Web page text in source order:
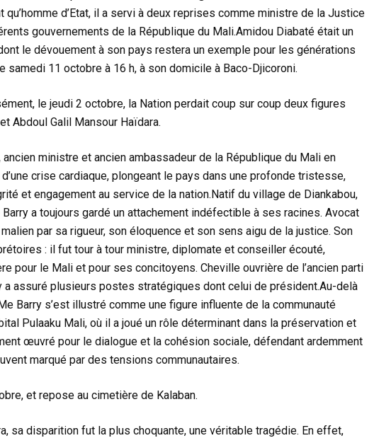
qu’homme d’Etat, il a servi à deux reprises comme ministre de la Justice
gouvernements de la République du Mali.Amidou Diabaté était un
le dévouement à son pays restera un exemple pour les générations
samedi 11 octobre à 16 h, à son domicile à Baco-Djicoroni.
le jeudi 2 octobre, la Nation perdait coup sur coup deux figures
Abdoul Galil Mansour Haïdara.
ministre et ancien ambassadeur de la République du Mali en
crise cardiaque, plongeant le pays dans une profonde tristesse,
et engagement au service de la nation.Natif du village de Diankabou,
a toujours gardé un attachement indéfectible à ses racines. Avocat
par sa rigueur, son éloquence et son sens aigu de la justice. Son
: il fut tour à tour ministre, diplomate et conseiller écouté,
pour le Mali et pour ses concitoyens. Cheville ouvrière de l’ancien parti
a assuré plusieurs postes stratégiques dont celui de président.Au-delà
Barry s’est illustré comme une figure influente de la communauté
Pulaaku Mali, où il a joué un rôle déterminant dans la préservation et
œuvré pour le dialogue et la cohésion sociale, défendant ardemment
marqué par des tensions communautaires.
et repose au cimetière de Kalaban.
sa disparition fut la plus choquante, une véritable tragédie. En effet,